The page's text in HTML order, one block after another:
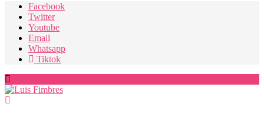
Facebook
Twitter
Youtube
Email
Whatsapp
Tiktok